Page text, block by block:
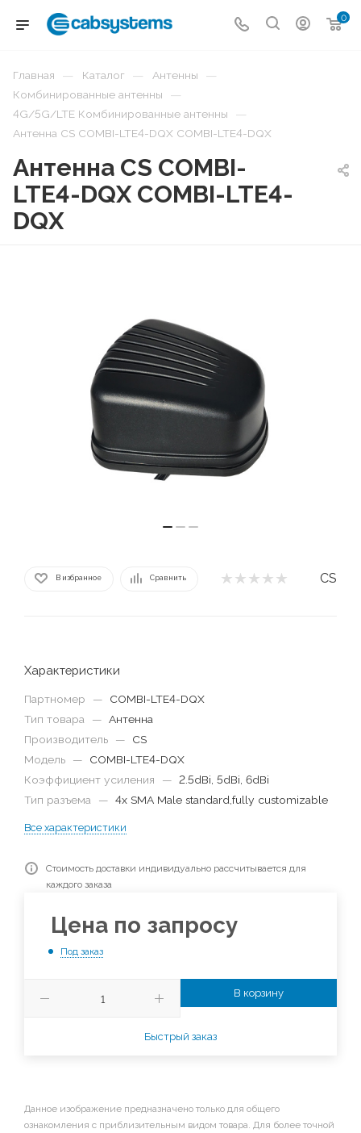
0
Главная — Каталог — Антенны —
Комбинированные антенны —
4G/5G/LTE Комбинированные антенны —
Антенна CS COMBI-LTE4-DQX COMBI-LTE4-DQX
Антенна CS COMBI-
LTE4-DQX COMBI-LTE4-
DQX
В избранное Сравнить CS
Характеристики
Партномер —
COMBI-LTE4-DQX
Тип товара
— Антенна
Производитель
—
CS
Модель
—
COMBI-LTE4-DQX
Коэффициент усиления
— 2.5dBi, 5dBi, 6dBi
Тип разъема
— 4x SMA Male standard,fully customizable
Все характеристики
Стоимость доставки индивидуально рассчитывается для
каждого заказа
Цена по запросу
Под заказ
В корзину
Быстрый заказ
Данное изображение предназначено только для общего
ознакомления с приблизительным видом товара. Для более точной